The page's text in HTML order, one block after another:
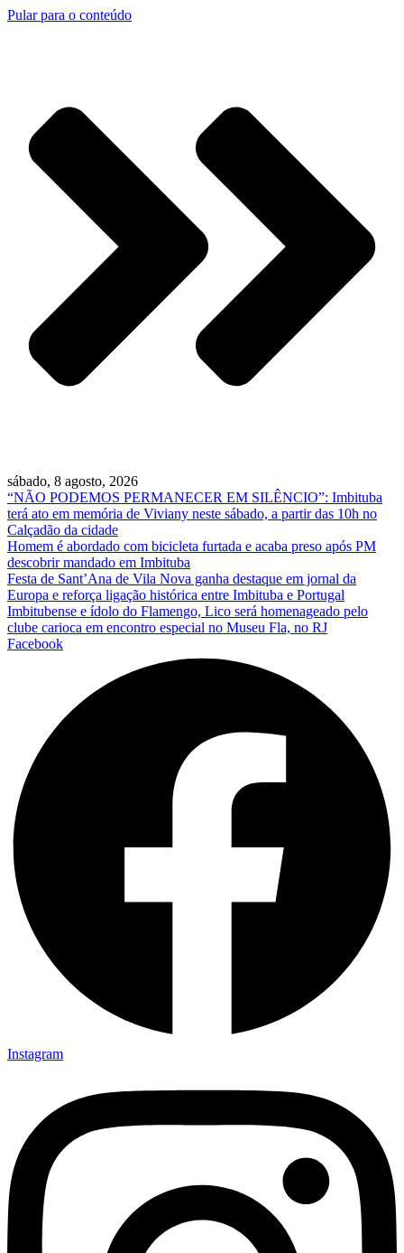
Pular para o conteúdo
sábado, 8 agosto, 2026
“NÃO PODEMOS PERMANECER EM SILÊNCIO”: Imbituba
terá ato em memória de Viviany neste sábado, a partir das 10h no
Calçadão da cidade
Homem é abordado com bicicleta furtada e acaba preso após PM
descobrir mandado em Imbituba
Festa de Sant’Ana de Vila Nova ganha destaque em jornal da
Europa e reforça ligação histórica entre Imbituba e Portugal
Imbitubense e ídolo do Flamengo, Lico será homenageado pelo
clube carioca em encontro especial no Museu Fla, no RJ
Facebook
Instagram